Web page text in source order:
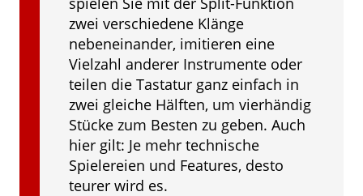
zwei verschiedene Klänge
nebeneinander, imitieren eine
Vielzahl anderer Instrumente oder
teilen die Tastatur ganz einfach in
zwei gleiche Hälften, um vierhändig
Stücke zum Besten zu geben. Auch
hier gilt: Je mehr technische
Spielereien und Features, desto
teurer wird es.